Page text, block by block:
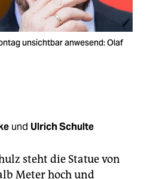
unsichtbar anwesend: Olaf
und Ulrich Schulte
steht die Statue von
Meter hoch und